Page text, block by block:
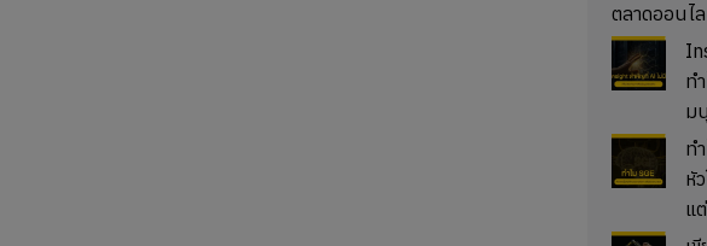
ตลาดออนไ
ท
ม
ท
หั
แ